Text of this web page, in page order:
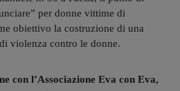
per donne vittime di
obiettivo la costruzione di una
violenza contro le donne.
con l’Associazione Eva con Eva,